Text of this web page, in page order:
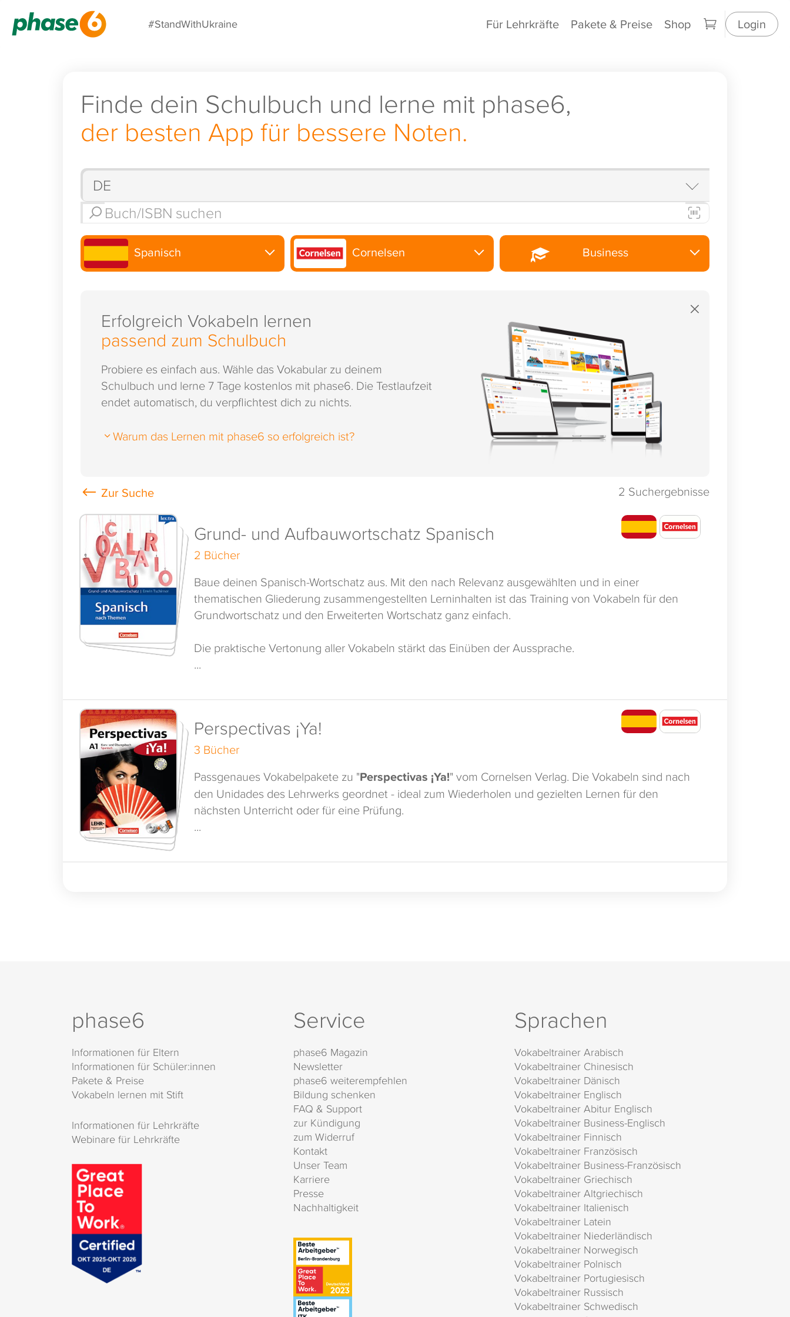
#StandWithUkraine Für Lehrkräfte Pakete & Preise Shop Login
Finde dein Schulbuch und lerne mit phase6,
der besten App für bessere Noten.
Spanisch Cornelsen Business
×
Erfolgreich Vokabeln lernen
passend zum Schulbuch
Probiere es einfach aus. Wähle das Vokabular zu deinem
Schulbuch und lerne 7 Tage kostenlos mit phase6. Die Testlaufzeit
endet automatisch, du verpflichtest dich zu nichts.
Warum das Lernen mit phase6 so erfolgreich ist?
2 Suchergebnisse
Grund- und Aufbauwortschatz Spanisch
2 Bücher
Baue deinen Spanisch-Wortschatz aus. Mit den nach Relevanz ausgewählten und in einer
thematischen Gliederung zusammengestellten Lerninhalten ist das Training von Vokabeln für den
Grundwortschatz und den Erweiterten Wortschatz ganz einfach.
Die praktische Vertonung aller Vokabeln stärkt das Einüben der Aussprache.
...
Perspectivas ¡Ya!
3 Bücher
Passgenaues Vokabelpakete zu "Perspectivas ¡Ya!" vom Cornelsen Verlag. Die Vokabeln sind nach
den Unidades des Lehrwerks geordnet - ideal zum Wiederholen und gezielten Lernen für den
nächsten Unterricht oder für eine Prüfung.
...
phase6
Informationen für Eltern
Informationen für Schüler:innen
Pakete & Preise
Vokabeln lernen mit Stift
Informationen für Lehrkräfte
Webinare für Lehrkräfte
Service
phase6 Magazin
Newsletter
phase6 weiterempfehlen
Bildung schenken
FAQ & Support
zur Kündigung
zum Widerruf
Kontakt
Unser Team
Karriere
Presse
Nachhaltigkeit
Sprachen
Vokabeltrainer Arabisch
Vokabeltrainer Chinesisch
Vokabeltrainer Dänisch
Vokabeltrainer Englisch
Vokabeltrainer Abitur Englisch
Vokabeltrainer Business-Englisch
Vokabeltrainer Finnisch
Vokabeltrainer Französisch
Vokabeltrainer Business-Französisch
Vokabeltrainer Griechisch
Vokabeltrainer Altgriechisch
Vokabeltrainer Italienisch
Vokabeltrainer Latein
Vokabeltrainer Niederländisch
Vokabeltrainer Norwegisch
Vokabeltrainer Polnisch
Vokabeltrainer Portugiesisch
Vokabeltrainer Russisch
Vokabeltrainer Schwedisch